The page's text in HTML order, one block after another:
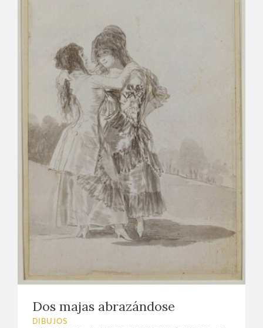
Dos majas abrazándose
DIBUJOS